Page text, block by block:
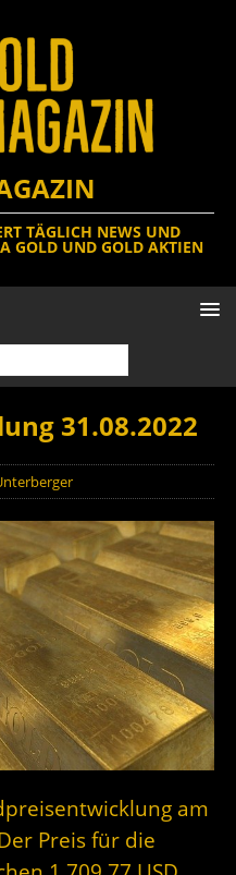
TÄGLICH NEWS UND
GOLD UND GOLD AKTIEN
31.08.2022
am
Preis für die